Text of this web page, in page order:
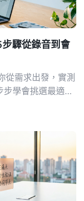
驟從錄音到會
從需求出發，實測
學會挑選最適合